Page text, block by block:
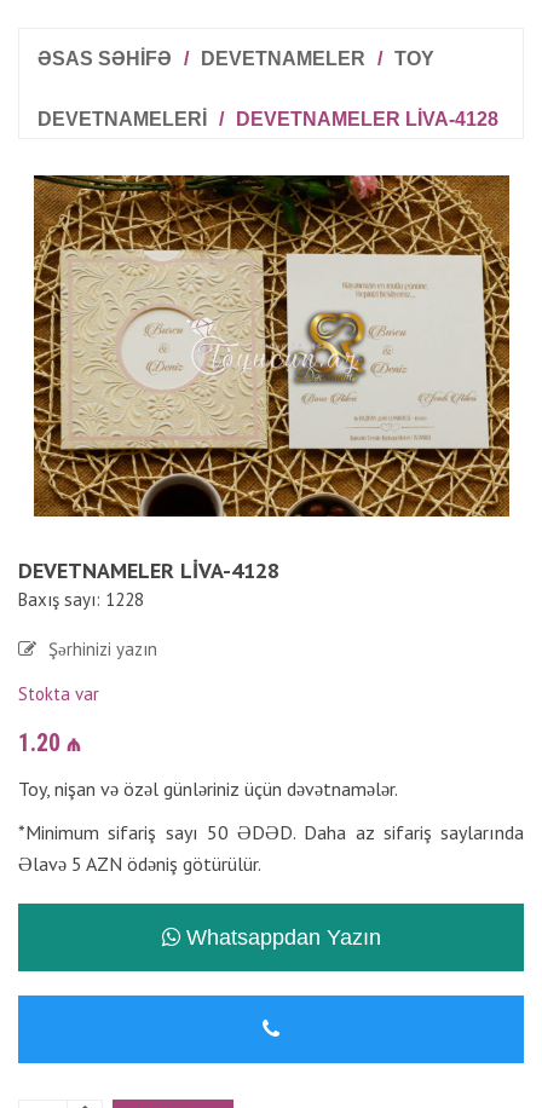
ƏSAS SƏHİFƏ / DEVETNAMELER / TOY
DEVETNAMELERI / DEVETNAMELER LIVA-4128
DEVETNAMELER LIVA-4128
Baxış sayı: 1228
Şərhinizi yazın
Stokta var
1.20 ₼
Toy, nişan və özəl günləriniz üçün dəvətnamələr.
*Minimum sifariş sayı 50 ƏDƏD. Daha az sifariş saylarında
Əlavə 5 AZN ödəniş götürülür.
Whatsappdan Yazın